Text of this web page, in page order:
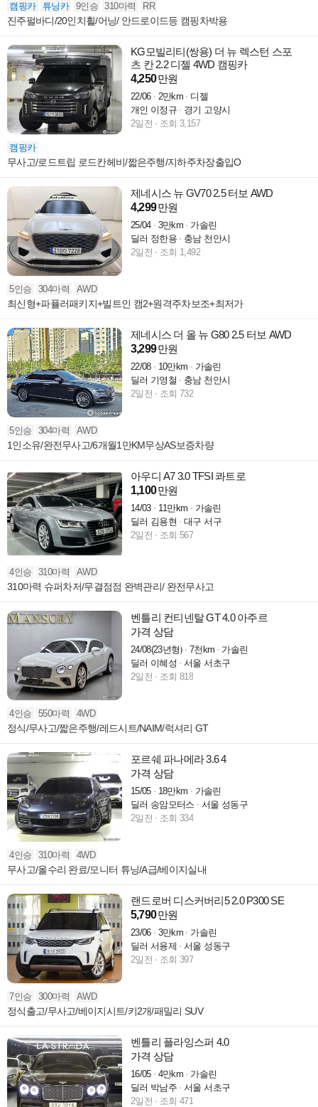
캠핑카 튜닝카 9인승 310마력 RR
진주펄바디/20인치휠/어닝/ 안드로이드등 캠핑차박용
KG모빌리티(쌍용) 더 뉴 렉스턴 스포
츠 칸 2.2 디젤 4WD 캠핑카
4,250만원
22/06 2만km
디젤
개인 이정규
경기 고양시
2일전
조회 3,157
캠핑카
무사고/로드트립 로드칸헤비/짧은주행/지하주차장출입O
제네시스 뉴 GV70 2.5 터보 AWD
4,299만원
25/04 3만km
가솔린
딜러 정한용
충남 천안시
2일전
조회 1,492
5인승 304마력 AWD
최신형+파퓰러패키지+빌트인 캠2+원격주차보조+최저가
제네시스 더 올 뉴 G80 2.5 터보 AWD
3,299만원
22/08 10만km
가솔린
딜러 기영철
충남 천안시
2일전
조회 732
5인승 304마력 AWD
1인소유/완전무사고/6개월1만KM무상AS보증차량
아우디 A7 3.0 TFSI 콰트로
1,100만원
14/03 11만km
가솔린
딜러 김용현
대구 서구
2일전
조회 567
4인승 310마력 AWD
310마력 슈퍼차저/무결점점 완벽관리/ 완전무사고
벤틀리 컨티넨탈 GT 4.0 아주르
가격 상담
24/08(23년형) 7천km
가솔린
딜러 이혜성
서울 서초구
2일전
조회 818
4인승 550마력 4WD
정식/무사고/짧은주행/레드시트/NAIM/럭셔리 GT
포르쉐 파나메라 3.6 4
가격 상담
15/05 18만km
가솔린
딜러 송암모터스
서울 성동구
2일전
조회 334
4인승 310마력 4WD
무사고/올수리 완료/모니터 튜닝/A급/베이지실내
랜드로버 디스커버리5 2.0 P300 SE
5,790만원
23/06 3만km
가솔린
딜러 서용제
서울 성동구
2일전
조회 397
7인승 300마력 AWD
정식출고/무사고/베이지시트/키2개/패밀리 SUV
벤틀리 플라잉스퍼 4.0
가격 상담
16/05 4만km
가솔린
딜러 박남주
서울 서초구
2일전
조회 471